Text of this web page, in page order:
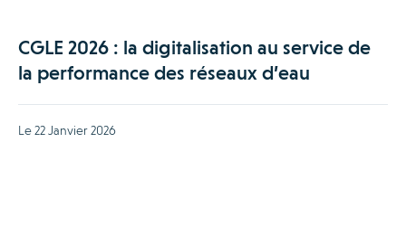
CGLE 2026 : la digitalisation au service de
la performance des réseaux d’eau
Le 22 Janvier 2026